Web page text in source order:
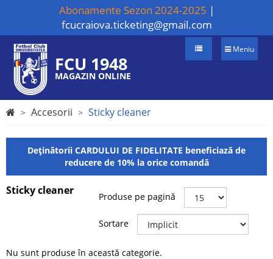
Abonamente Sezon 2024-2025 |
fcucraiova.ticketing@gmail.com
Meniu
FCU 1948
MAGAZIN ONLINE
Accesorii Sticky cleaner
Deținătorii CARDULUI DE FIDELITATE beneficiază de
reducere de 10% la orice comandă
Sticky cleaner Produse pe pagină
Sortare
Nu sunt produse în această categorie.